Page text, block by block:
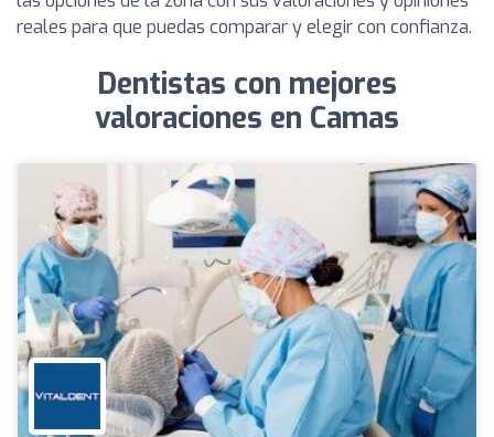
reales para que puedas comparar y elegir con confianza.
Dentistas con mejores
valoraciones en Camas